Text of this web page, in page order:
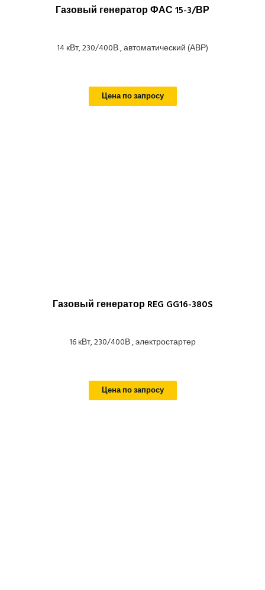
Газовый генератор ФАС 15-3/ВР
14 кВт, 230/400В , автоматический (АВР)
Цена по запросу
Газовый генератор REG GG16-380S
16 кВт, 230/400В , электростартер
Цена по запросу